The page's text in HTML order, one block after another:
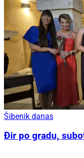
Šibenik danas
Đir po gradu,